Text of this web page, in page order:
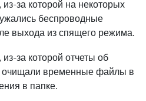
за которой на некоторых
беспроводные
выхода из спящего режима.
за которой отчеты об
очищали временные файлы в
в папке.